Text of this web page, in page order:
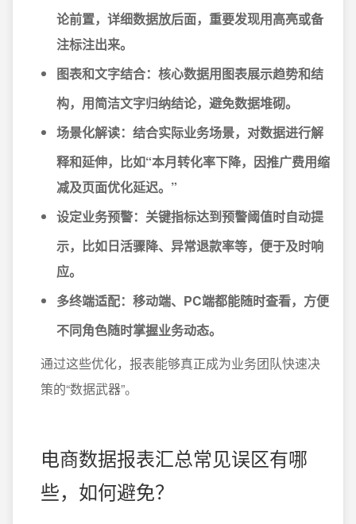
论前置，详细数据放后面，重要发现用高亮或备
注标注出来。
图表和文字结合：核心数据用图表展示趋势和结
构，用简洁文字归纳结论，避免数据堆砌。
场景化解读：结合实际业务场景，对数据进行解
释和延伸，比如“本月转化率下降，因推广费用缩
减及页面优化延迟。”
设定业务预警：关键指标达到预警阈值时自动提
示，比如日活骤降、异常退款率等，便于及时响
应。
多终端适配：移动端、PC端都能随时查看，方便
不同角色随时掌握业务动态。
通过这些优化，报表能够真正成为业务团队快速决
策的“数据武器”。
电商数据报表汇总常见误区有哪
些，如何避免？